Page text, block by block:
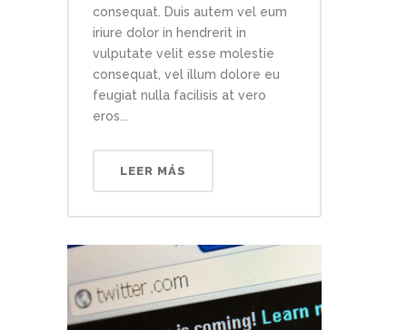
consequat. Duis autem vel eum
iriure dolor in hendrerit in
vulputate velit esse molestie
consequat, vel illum dolore eu
feugiat nulla facilisis at vero
eros...
LEER MÁS